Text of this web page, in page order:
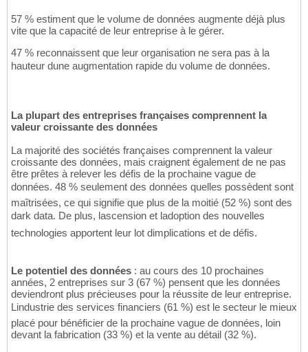
57 % estiment que le volume de données augmente déjà plus
vite que la capacité de leur entreprise à le gérer.
47 % reconnaissent que leur organisation ne sera pas à la
hauteur dune augmentation rapide du volume de données.
La plupart des entreprises françaises comprennent la
valeur croissante des données
La majorité des sociétés françaises comprennent la valeur
croissante des données, mais craignent également de ne pas
être prêtes à relever les défis de la prochaine vague de
données. 48 % seulement des données quelles possèdent sont
maîtrisées, ce qui signifie que plus de la moitié (52 %) sont des
dark data. De plus, lascension et ladoption des nouvelles
technologies apportent leur lot dimplications et de défis.
Le potentiel des données : au cours des 10 prochaines
années, 2 entreprises sur 3 (67 %) pensent que les données
deviendront plus précieuses pour la réussite de leur entreprise.
Lindustrie des services financiers (61 %) est le secteur le mieux
placé pour bénéficier de la prochaine vague de données, loin
devant la fabrication (33 %) et la vente au détail (32 %).